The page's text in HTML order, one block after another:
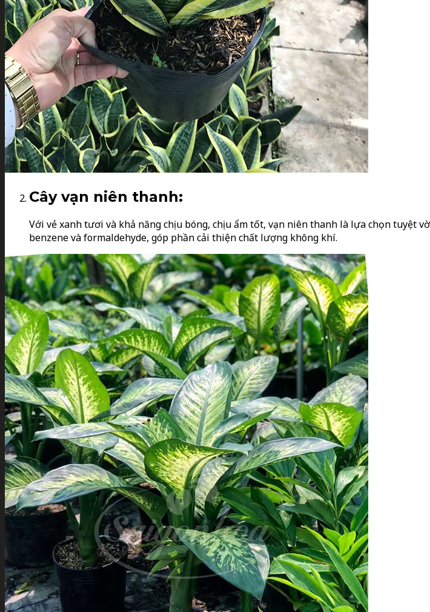
Cây vạn niên thanh:
Với vẻ xanh tươi và khả năng chịu bóng, chịu ẩm tốt, vạn niên thanh là lựa chọn tuyệt
benzene và formaldehyde, góp phần cải thiện chất lượng không khí.